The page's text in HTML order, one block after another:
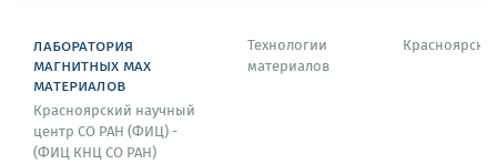
лаборатория
магнитных max
материалов
Красноярский научный
центр СО РАН (ФИЦ) -
(ФИЦ КНЦ СО РАН)
Технологии
материалов
Красноярск